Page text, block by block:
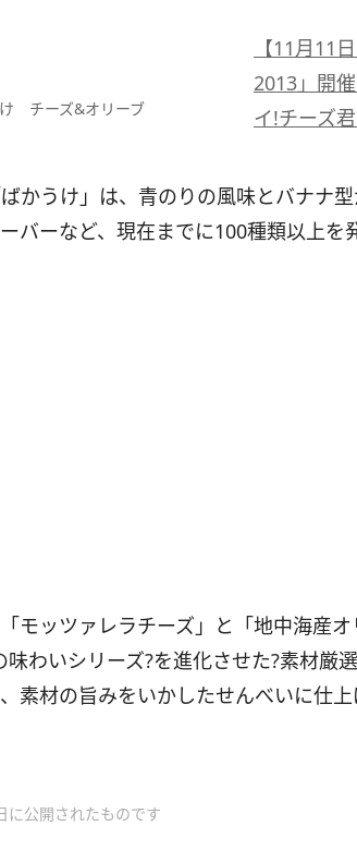
チーズ&オリーブ
【11月11
2013」開
イ!チーズ君
かうけ」は、青のりの風味とバナナ
バーなど、現在までに100種類以上を
モッツァレラチーズ」と「地中海産
わいシリーズ?を進化させた?素材厳
素材の旨みをいかしたせんべいに仕上
公開されたものです